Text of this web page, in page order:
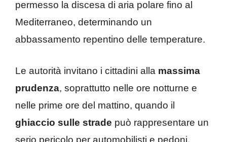
permesso la discesa di aria polare fino al
Mediterraneo, determinando un
abbassamento repentino delle temperature.
Le autorità invitano i cittadini alla massima
prudenza, soprattutto nelle ore notturne e
nelle prime ore del mattino, quando il
ghiaccio sulle strade può rappresentare un